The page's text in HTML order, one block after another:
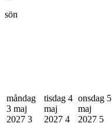
sön
måndag
3 maj
2027 3
tisdag 4
maj
2027 4
onsdag 5
maj
2027 5